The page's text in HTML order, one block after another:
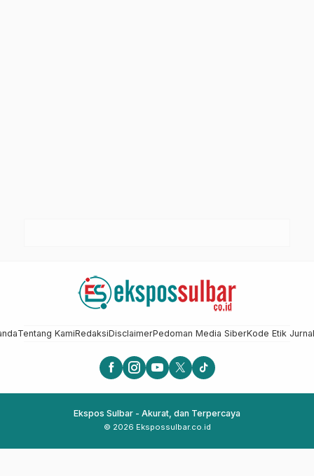
Tentang KamiRedaksiDisclaimerPedoman Media SiberKode Etik
Ekspos Sulbar - Akurat, dan Terpercaya
© 2026 Ekspossulbar.co.id